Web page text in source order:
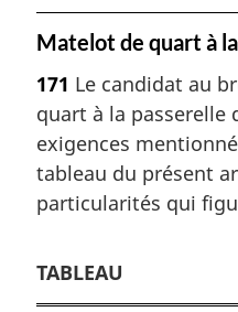
Matelot de quart à
171 Le candidat au
quart à la passerelle
exigences
tableau du présent
particularités qui
TABLEAU